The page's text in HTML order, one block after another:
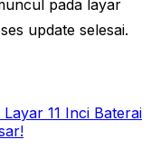
pada layar
update selesai.
11 Inci Baterai